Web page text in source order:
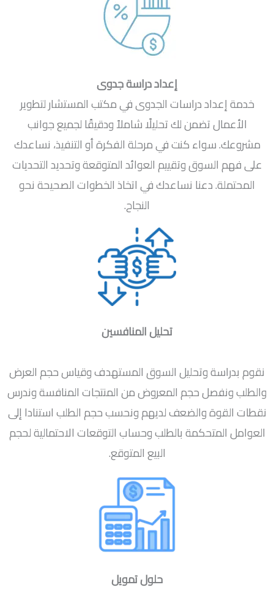
إعداد دراسة جدوى
خدمة إعداد دراسات الجدوى في مكتب المستشار لتطوير
الأعمال تضمن لك تحليلًا شاملاً ودقيقًا لجميع جوانب
مشروعك. سواء كنت في مرحلة الفكرة أو التنفيذ، نساعدك
على فهم السوق وتقييم العوائد المتوقعة وتحديد التحديات
المحتملة. دعنا نساعدك في اتخاذ الخطوات الصحيحة نحو
النجاح.
تحليل المنافسين
نقوم بدراسة وتحليل السوق المستهدف وقياس حجم العرض
والطلب ونفصل حجم المعروض من المنتجات المنافسة وندرس
نقطات القوة والضعف لديهم ونحسب حجم الطلب استنادا إلى
العوامل المتحكمة بالطلب وحساب التوقعات الاحتمالية لحجم
البيع المتوقع.
حلول تمويل